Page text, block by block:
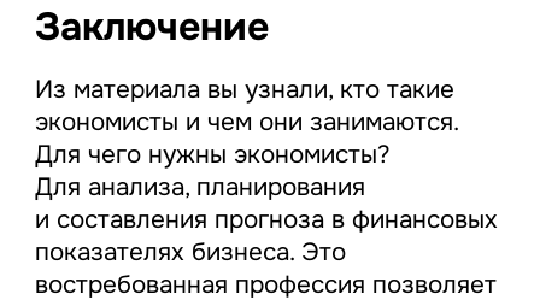
Заключение
Из материала вы узнали, кто такие
экономисты и чем они занимаются.
Для чего нужны экономисты?
Для анализа, планирования
и составления прогноза в финансовых
показателях бизнеса. Это
востребованная профессия позволяет